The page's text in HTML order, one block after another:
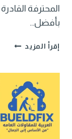
المحترفة
بأفضل…
إقرأ المزيد مقاولات